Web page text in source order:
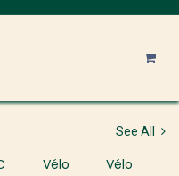
See All
Vélo
Vélo